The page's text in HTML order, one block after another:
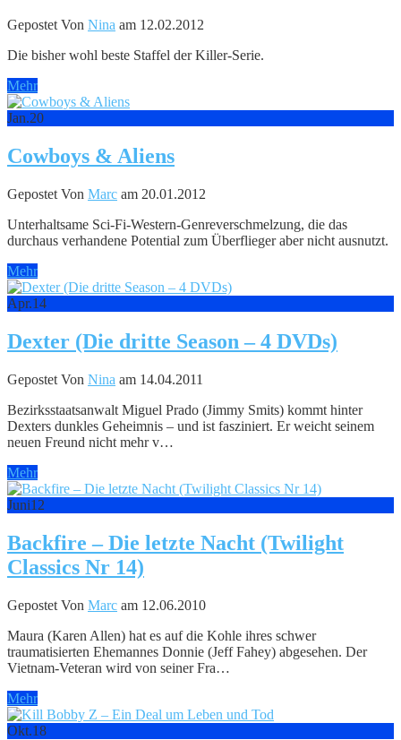
Gepostet Von Nina am 12.02.2012
Die bisher wohl beste Staffel der Killer-Serie.
Mehr
Jan.20
Cowboys & Aliens
Gepostet Von Marc am 20.01.2012
Unterhaltsame Sci-Fi-Western-Genreverschmelzung, die das
durchaus verhandene Potential zum Überflieger aber nicht ausnutzt.
Mehr
Apr.14
Dexter (Die dritte Season – 4 DVDs)
Gepostet Von Nina am 14.04.2011
Bezirksstaatsanwalt Miguel Prado (Jimmy Smits) kommt hinter
Dexters dunkles Geheimnis – und ist fasziniert. Er weicht seinem
neuen Freund nicht mehr v…
Mehr
Juni12
Backfire – Die letzte Nacht (Twilight
Classics Nr 14)
Gepostet Von Marc am 12.06.2010
Maura (Karen Allen) hat es auf die Kohle ihres schwer
traumatisierten Ehemannes Donnie (Jeff Fahey) abgesehen. Der
Vietnam-Veteran wird von seiner Fra…
Mehr
Okt.18